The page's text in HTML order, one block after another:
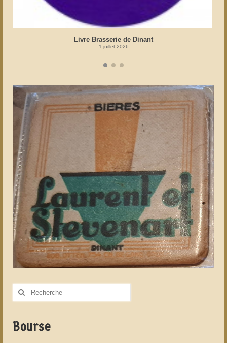
Livre Brasserie de Dinant
1 juillet 2026
Rechercher
Bourse